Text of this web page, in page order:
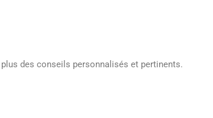
plus des conseils personnalisés et pertinents.